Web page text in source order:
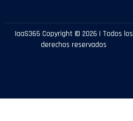
IaaS365 Copyright © 2026 | Todos los
derechos reservados